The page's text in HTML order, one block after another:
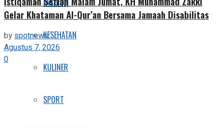
FASHION
KESEHATAN
KULINER
SPORT
Gelar Khataman Al-Qur’an Bersama Jamaah Disabilitas
byspotnews
Agustus 7, 2026
0